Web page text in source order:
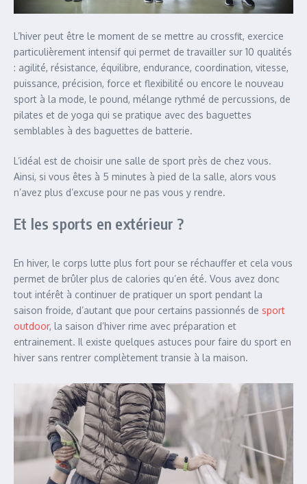
L’hiver peut être le moment de se mettre au crossfit, exercice
particulièrement intensif qui permet de travailler sur 10 qualités
: agilité, résistance, équilibre, endurance, coordination, vitesse,
puissance, précision, force et flexibilité ou encore le nouveau
sport à la mode, le pound, mélange rythmé de percussions, de
pilates et de yoga qui se pratique avec des baguettes
semblables à des baguettes de batterie.
L’idéal est de choisir une salle de sport près de chez vous.
Ainsi, si vous êtes à 5 minutes à pied de la salle, alors vous
n’avez plus d’excuse pour ne pas vous y rendre.
Et les sports en extérieur ?
En hiver, le corps lutte plus fort pour se réchauffer et cela vous
permet de brûler plus de calories qu’en été. Vous avez donc
tout intérêt à continuer de pratiquer un sport pendant la
saison froide, d’autant que pour certains passionnés de sport
outdoor, la saison d’hiver rime avec préparation et
entrainement. Il existe quelques astuces pour faire du sport en
hiver sans rentrer complètement transie à la maison.